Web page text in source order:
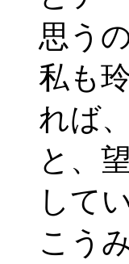
思う
私も
れば
と、
して
こう